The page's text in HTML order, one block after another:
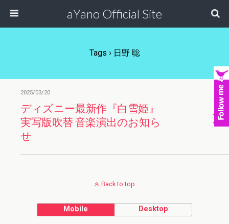
aYano Official Site
Tags › 日野 聡
2025/03/20
ディズニー最新作『白雪姫』
実写版吹替 音楽演出のお知ら
せ
Back to top
Mobile Desktop